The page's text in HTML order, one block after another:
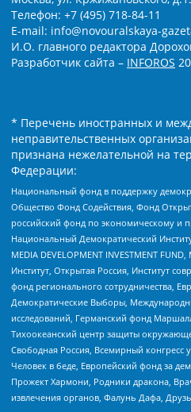
Телефон: +7 (495) 718-84-11
E-mail: info@novouralskaya-
И.О. главного редактора
Разработчик сайта – INFOROS
* Перечень иностранных и
неправительственных
признана нежелательной на
Федерации:
Национальный фонд в поддержку
Общество Фонд Содействия, Фонд
российский фонд по экономическому и
Национальный Демократический
MEDIA DEVELOPMENT INVESTMENT
Институт, Открытая Россия, Институт
фонд регионального сотрудничества,
Демократические Выборы,
исследований, Германский фонд
Тихоокеанский центр защиты
Свободная Россия, Всемирный конгресс
Человек в беде, Европейский фонд за
Прожект Хармони, Родники дракона,
извлечения органов, Фалунь Дафа,